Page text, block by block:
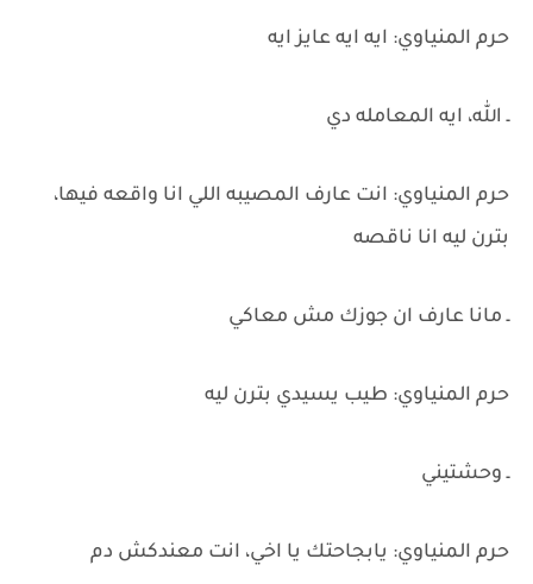
حرم المنياوي: ايه ايه عايز ايه
ـ الله، ايه المعامله دي
حرم المنياوي: انت عارف المصيبه اللي انا واقعه فيها،
بترن ليه انا ناقصه
ـ مانا عارف ان جوزك مش معاكي
حرم المنياوي: طيب يسيدي بترن ليه
ـ وحشتيني
حرم المنياوي: يابجاحتك يا اخي، انت معندكش دم